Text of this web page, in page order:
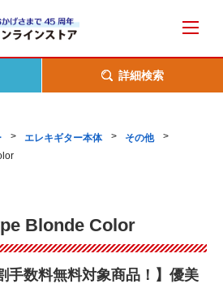
詳細検索
エレキギター本体
その他
Blonde Color
手数料無料対象商品！】優美